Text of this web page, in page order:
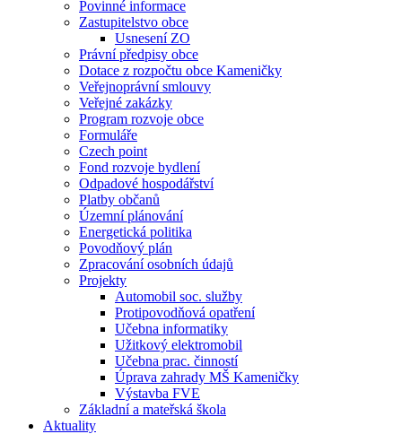
Povinné informace
Zastupitelstvo obce
Usnesení ZO
Právní předpisy obce
Dotace z rozpočtu obce Kameničky
Veřejnoprávní smlouvy
Veřejné zakázky
Program rozvoje obce
Formuláře
Czech point
Fond rozvoje bydlení
Odpadové hospodářství
Platby občanů
Územní plánování
Energetická politika
Povodňový plán
Zpracování osobních údajů
Projekty
Automobil soc. služby
Protipovodňová opatření
Učebna informatiky
Užitkový elektromobil
Učebna prac. činností
Úprava zahrady MŠ Kameničky
Výstavba FVE
Základní a mateřská škola
Aktuality